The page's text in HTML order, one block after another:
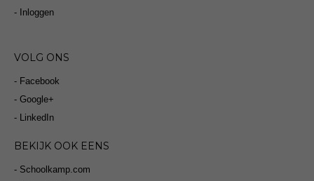
- Inloggen
VOLG ONS
- Facebook
- Google+
- LinkedIn
BEKIJK OOK EENS
- Schoolkamp.com